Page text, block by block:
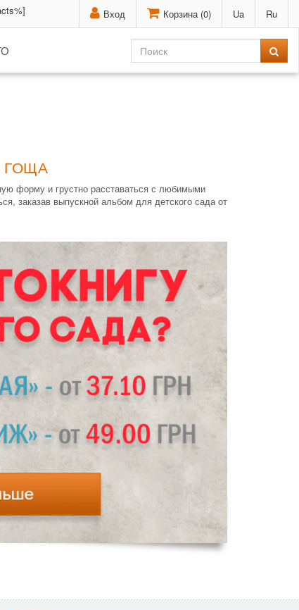
Вход Корзина (0) Ua Ru
ГОЩА
форму и грустно расставаться с любимыми
заказав выпускной альбом для детского сада от